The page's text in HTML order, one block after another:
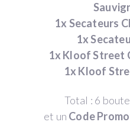
1x Secateurs
1x
1x Kloof Street
1x Kloof
Total : 6
et un Code